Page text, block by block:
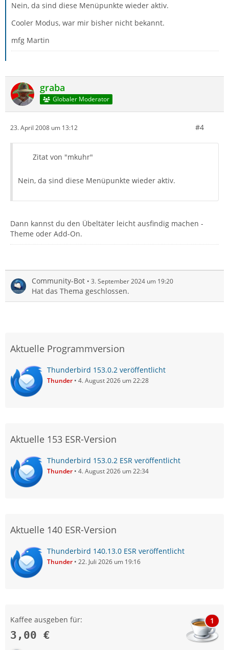
Nein, da sind diese Menüpunkte wieder aktiv.
Cooler Modus, war mir bisher nicht bekannt.
mfg Martin
graba
Globaler Moderator
23. April 2008 um 13:12 #4
Zitat von "mkuhr"
Nein, da sind diese Menüpunkte wieder aktiv.
Dann kannst du den Übeltäter leicht ausfindig machen -
Theme oder Add-On.
Community-Bot 3. September 2024 um 19:20
Hat das Thema geschlossen.
Aktuelle Programmversion
Thunderbird 153.0.2 veröffentlicht
Thunder 4. August 2026 um 22:28
Aktuelle 153 ESR-Version
Thunderbird 153.0.2 ESR veröffentlicht
Thunder 4. August 2026 um 22:34
Aktuelle 140 ESR-Version
Thunderbird 140.13.0 ESR veröffentlicht
Thunder 22. Juli 2026 um 19:16
Kaffee ausgeben für:
3,00 €
1